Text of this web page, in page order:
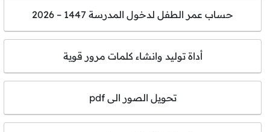
حساب عمر الطفل لدخول المدرسة 1447 – 2026
أداة توليد وانشاء كلمات مرور قوية
تحويل الصور الى pdf